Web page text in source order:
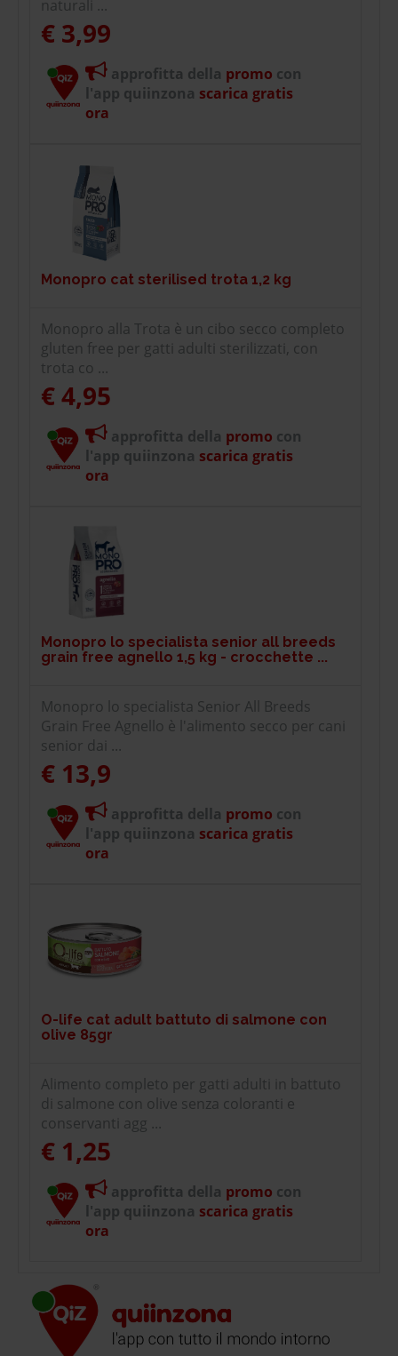
naturali ...
€ 3,99
approfitta della promo con
l'app quiinzona scarica gratis
ora
Monopro cat sterilised trota 1,2 kg
Monopro alla Trota è un cibo secco completo
gluten free per gatti adulti sterilizzati, con
trota co ...
€ 4,95
approfitta della promo con
l'app quiinzona scarica gratis
ora
Monopro lo specialista senior all breeds
grain free agnello 1,5 kg - crocchette ...
Monopro lo specialista Senior All Breeds
Grain Free Agnello è l'alimento secco per cani
senior dai ...
€ 13,9
approfitta della promo con
l'app quiinzona scarica gratis
ora
O-life cat adult battuto di salmone con
olive 85gr
Alimento completo per gatti adulti in battuto
di salmone con olive senza coloranti e
conservanti agg ...
€ 1,25
approfitta della promo con
l'app quiinzona scarica gratis
ora